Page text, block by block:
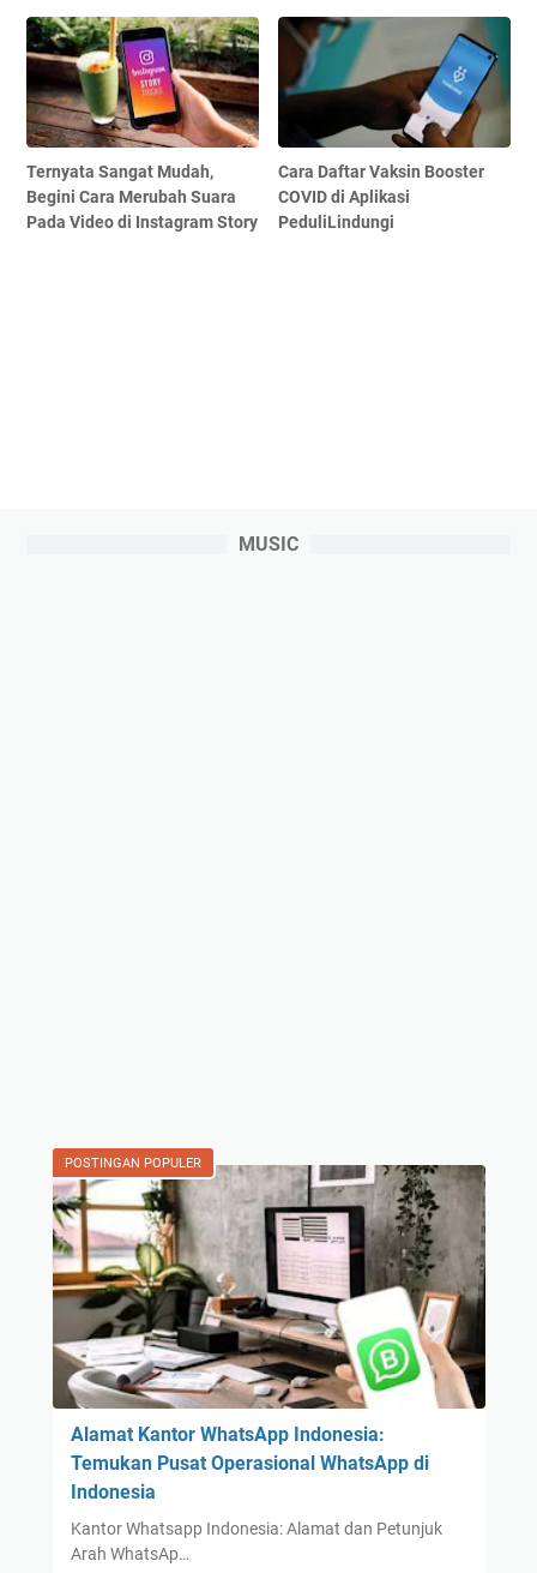
Ternyata Sangat Mudah,
Begini Cara Merubah Suara
Pada Video di Instagram Story
Cara Daftar Vaksin Booster
COVID di Aplikasi
PeduliLindungi
MUSIC
POSTINGAN POPULER
Alamat Kantor WhatsApp Indonesia:
Temukan Pusat Operasional WhatsApp di
Indonesia
Kantor Whatsapp Indonesia: Alamat dan Petunjuk
Arah WhatsAp…